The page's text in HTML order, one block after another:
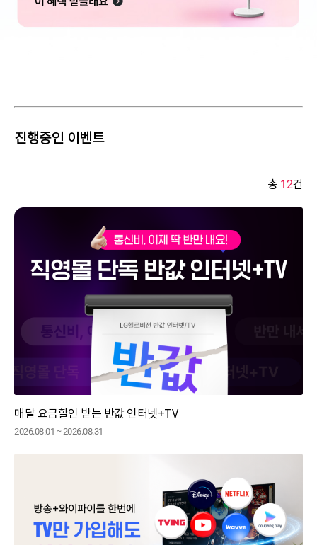
진행중인 이벤트
총 12건
매달 요금할인 받는 반값 인터넷+TV
2026.08.01 ~ 2026.08.31